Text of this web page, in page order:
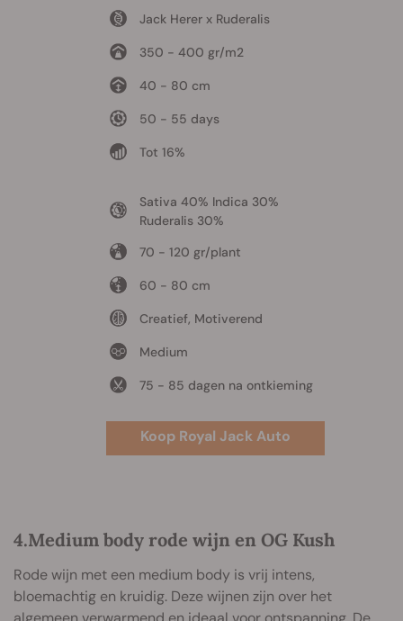
Jack Herer x Ruderalis
350 - 400 gr/m2
40 - 80 cm
50 - 55 days
Tot 16%
Sativa 40% Indica 30%
Ruderalis 30%
70 - 120 gr/plant
60 - 80 cm
Creatief, Motiverend
Medium
75 - 85 dagen na ontkieming
Koop Royal Jack Auto
4.Medium body rode wijn en OG Kush
Rode wijn met een medium body is vrij intens,
bloemachtig en kruidig. Deze wijnen zijn over het